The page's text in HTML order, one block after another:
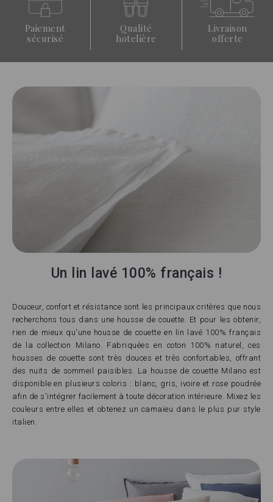
Paiement
sécurisé
Qualité
hotelière
Livraison
offerte
Un lin lavé 100% français !
Douceur, confort et résistance sont les principaux critères que nous
recherchons tous dans une housse de couette. Et pour les obtenir,
rien de mieux qu'une housse de couette en lin lavé 100% français
de la collection Milano. Fabriquées en coton 100% naturel, ces
housses de couette sont très douces et très confortables, offrant
des nuits de sommeil paisibles. La housse de couette Milano est
disponible en plusieurs coloris : blanc, gris, ivoire et rose poudrée
afin de s'intégrer facilement à toute décoration intérieure. Mixez les
couleurs entre elles et obtenez un camaïeu dans le plus pur style
italien.